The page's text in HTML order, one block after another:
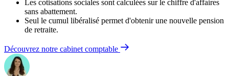
Les cotisations sociales sont calculées sur le chiffre d'affaires
sans abattement.
Seul le cumul libéralisé permet d'obtenir une nouvelle pension
de retraite.
Découvrez notre cabinet comptable